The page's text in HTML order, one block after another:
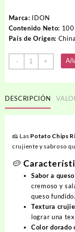
Marca: IDON
Contenido Neto:
País de Origen: China
-
Papas
Fritas
PAPARICA
cantidad
+
DESCRIPCIÓN
🧀 Las Potato Chips
crujiente y sabroso
🥔
Sabor a
cremoso y
queso fundido.
Textura
lograr una
Color dorado